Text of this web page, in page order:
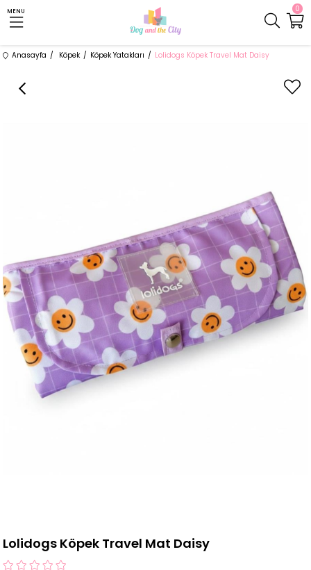
0
MENU
Anasayfa Köpek Köpek Yatakları Lolidogs Köpek Travel Mat Daisy
Lolidogs Köpek Travel Mat Daisy